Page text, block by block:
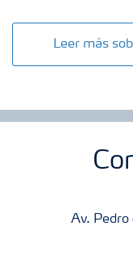
Leer más
Av.